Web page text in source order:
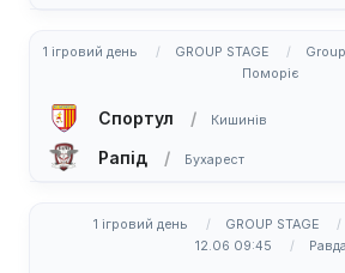
1 ігровий день GROUP STAGE
Поморіє
Спортул Кишинів
Рапід Бухарест
1 ігровий день GROUP STAGE
12.06 09:45
Равда